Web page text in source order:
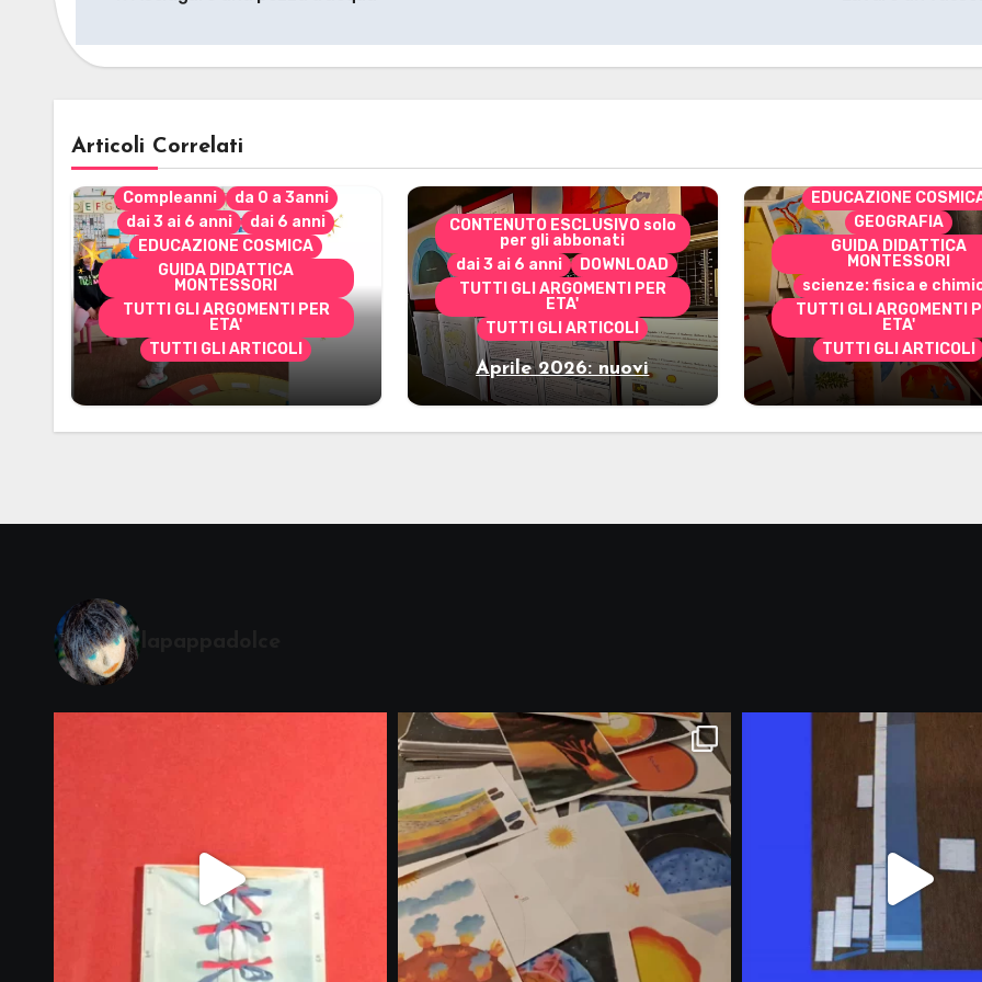
articoli
Articoli Correlati
Compleanni
da 0 a 3anni
dai 3 ai 6 anni
dai 6 anni
EDUCAZIONE COSMICA
GUIDA DIDATTICA
MONTESSORI
TUTTI GLI ARGOMENTI PER
ETA'
TUTTI GLI ARTICOLI
Alcuni materiali per
accompagnare la
Cerimonia del Sole
CONTENUTO ESCLUSIVO solo
per gli abbonati
dai 3 ai 6 anni
DOWNLOAD
TUTTI GLI ARGOMENTI PER
ETA'
TUTTI GLI ARTICOLI
Aprile 2026: nuovi
materiali stampabili per
CONTENUTO
DOWNLOAD
EDUCAZIONE
GEOGRAFIA
GUIDA DIDATTICA
MONTESSORI
scienze: fisica e
TUTTI GLI ARGOMENTI
ETA'
TUTTI GLI ARTICOLI
Marzo 2026:
materiali stampabili
gli abbonati